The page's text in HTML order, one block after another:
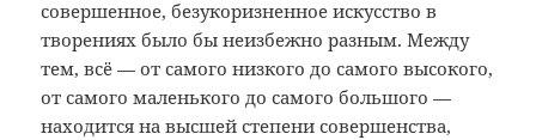
совершенное, безукоризненное искусство в
творениях было бы неизбежно разным. Между
тем, всё — от самого низкого до самого высокого,
от самого маленького до самого большого —
находится на высшей степени совершенства,